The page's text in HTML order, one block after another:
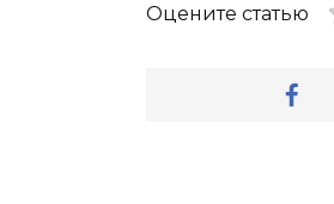
Оцените статью